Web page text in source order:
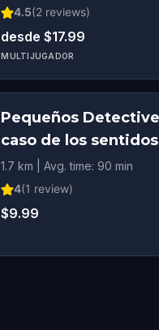
4.5(2 reviews)
desde $17.99
MULTIJUGADOR
Pequeños
caso de los
Valencia
1.7 km | Avg. time: 90 min
4(1 review)
$9.99